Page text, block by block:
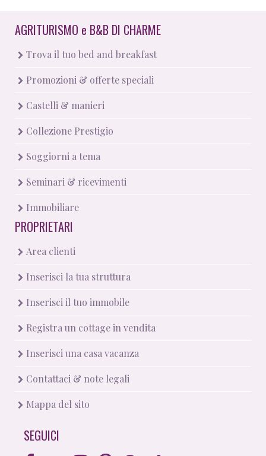
AGRITURISMO e B&B DI CHARME
Trova il tuo bed and breakfast
Promozioni & offerte speciali
Castelli & manieri
Collezione Prestigio
Soggiorni a tema
Seminari & ricevimenti
Immobiliare
PROPRIETARI
Area clienti
Inserisci la tua struttura
Inserisci il tuo immobile
Registra un cottage in vendita
Inserisci una casa vacanza
Contattaci & note legali
Mappa del sito
SEGUICI